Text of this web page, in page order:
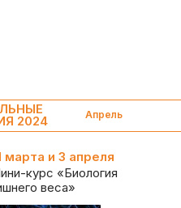
2024 Апрель
марта и 3 апреля
курс «Биология
веса»